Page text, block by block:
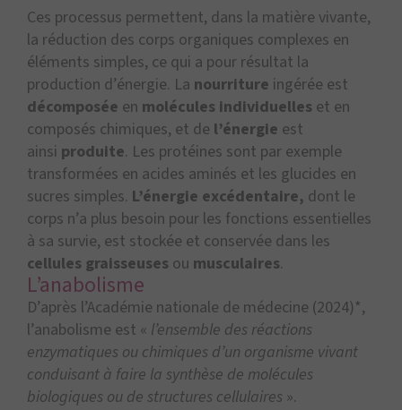
Ces processus permettent, dans la matière vivante,
la réduction des corps organiques complexes en
éléments simples, ce qui a pour résultat la
production d’énergie. La nourriture ingérée est
décomposée en molécules individuelles et en
composés chimiques, et de l’énergie est
ainsi produite. Les protéines sont par exemple
transformées en acides aminés et les glucides en
sucres simples. L’énergie excédentaire, dont le
corps n’a plus besoin pour les fonctions essentielles
à sa survie, est stockée et conservée dans les
cellules graisseuses ou musculaires.
L’anabolisme
D’après l’Académie nationale de médecine (2024)*,
l’anabolisme est « l’ensemble des réactions
enzymatiques ou chimiques d’un organisme vivant
conduisant à faire la synthèse de molécules
biologiques ou de structures cellulaires ».